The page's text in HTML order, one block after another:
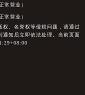
常营业）
常营业）
权、名誉权等侵权问题，请通过
通知后立即依法处理。当前页面